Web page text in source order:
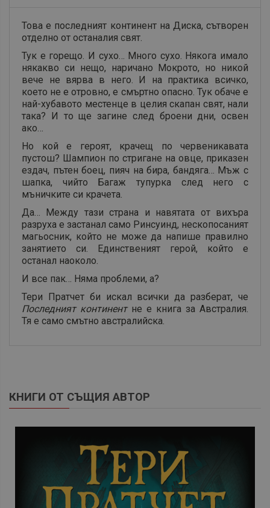
Това е последният континент на Диска, сътворен
отделно от останалия свят.
Тук е горещо. И сухо… Много сухо. Някога имало
някакво си нещо, наричано Мокрото, но никой
вече не вярва в него. И на практика всичко,
което не е отровно, е смъртно опасно. Тук обаче е
най-хубавото местенце в целия скапан свят, нали
така? И то ще загине след броени дни, освен
ако…
Но кой е героят, крачещ по червеникавата
пустош? Шампион по стригане на овце, приказен
ездач, пътен боец, пияч на бира, бандяга… Мъж с
шапка, чийто Багаж тупурка след него с
мъничките си крачета.
Да… Между тази страна и навятата от вихъра
разруха е застанал само Ринсуинд, нескопосаният
магьосник, който не може да напише правилно
занятието си. Единственият герой, който е
останал наоколо.
И все пак… Няма проблеми, а?
Тери Пратчет би искал всички да разберат, че
Последният континентне е книга за Австралия.
Тя е само смътно австралийска.
КНИГИ ОТ СЪЩИЯ АВТОР